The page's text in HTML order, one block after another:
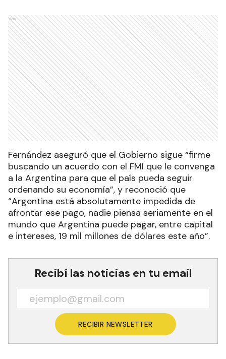
Ads
Fernández aseguró que el Gobierno sigue “firme
buscando un acuerdo con el FMI que le convenga
a la Argentina para que el país pueda seguir
ordenando su economía”, y reconoció que
“Argentina está absolutamente impedida de
afrontar ese pago, nadie piensa seriamente en el
mundo que Argentina puede pagar, entre capital
e intereses, 19 mil millones de dólares este año”.
Recibí las noticias en tu email
RECIBIR NEWSLETTER